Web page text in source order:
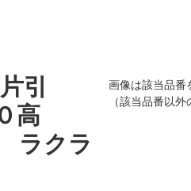
引
高
ラクラ
画像は該当品番
（該当品番以